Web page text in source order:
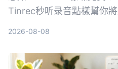
Tinrec秒听录音點樣幫你
2026-08-08